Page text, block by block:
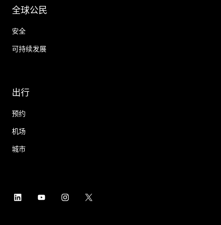
全球公民
安全
可持续发展
出行
预约
机场
城市